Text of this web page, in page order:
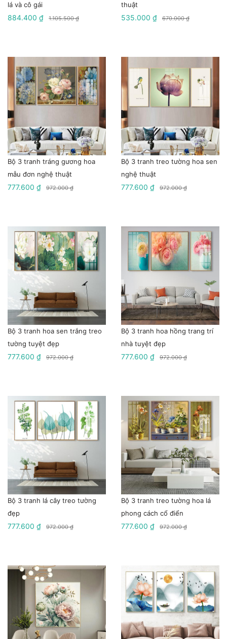
lá và cô gái
884.400 ₫ 1.105.500 ₫
thuật
535.000 ₫ 670.000 ₫
Bộ 3 tranh tráng gương hoa
mẫu đơn nghệ thuật
777.600 ₫ 972.000 ₫
Bộ 3 tranh treo tường hoa sen
nghệ thuật
777.600 ₫ 972.000 ₫
Bộ 3 tranh hoa sen trắng treo
tường tuyệt đẹp
777.600 ₫ 972.000 ₫
Bộ 3 tranh hoa hồng trang trí
nhà tuyệt đẹp
777.600 ₫ 972.000 ₫
Bộ 3 tranh lá cây treo tường
đẹp
777.600 ₫ 972.000 ₫
Bộ 3 tranh treo tường hoa lá
phong cách cổ điển
777.600 ₫ 972.000 ₫